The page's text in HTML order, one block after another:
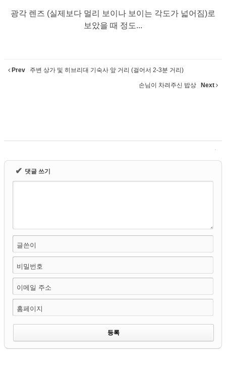
광각 렌즈 (실제보다 멀리 보이나 보이는 각도가 넓어짐)로
보았을 때 정도...
Prev 주변 상가 및 히브리대 기숙사 앞 거리 (걸어서 2-3분 거리)
손님이 차려주신 밥상 Next
✔ 댓글 쓰기
글쓴이
비밀번호
이메일 주소
홈페이지